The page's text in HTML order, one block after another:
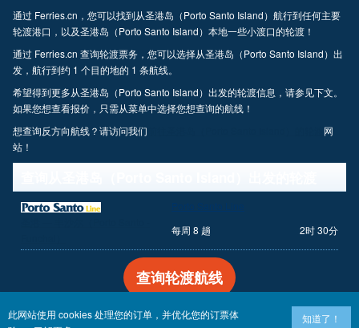
通过 Ferries.cn，您可以找到从圣港岛（Porto Santo Island）航行到任何主要
轮渡港口，以及圣港岛（Porto Santo Island）本地一些小渡口的轮渡！
通过 Ferries.cn 查询轮渡票务，您可以选择从圣港岛（Porto Santo Island）出
发，航行到约 1 个目的地的 1 条航线。
希望得到更多从圣港岛（Porto Santo Island）出发的轮渡信息，请参见下文。
如果您想查看报价，只需从菜单中选择您想查询的航线！
想查询反方向航线？请访问我们
网
站！
每周 8 趟 2时 30分
查询轮渡航线
此网站使用 cookies 处理您的订单，并优化您的订票体
知道了！